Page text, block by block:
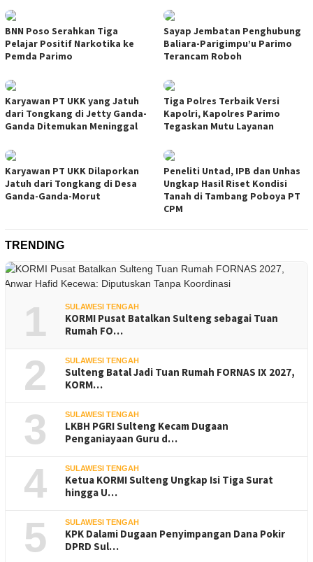
BNN Poso Serahkan Tiga
Pelajar Positif Narkotika ke
Pemda Parimo
Sayap Jembatan Penghubung
Baliara-Parigimpu’u Parimo
Terancam Roboh
Karyawan PT UKK yang Jatuh
dari Tongkang di Jetty Ganda-
Ganda Ditemukan Meninggal
Tiga Polres Terbaik Versi
Kapolri, Kapolres Parimo
Tegaskan Mutu Layanan
Karyawan PT UKK Dilaporkan
Jatuh dari Tongkang di Desa
Ganda-Ganda-Morut
Peneliti Untad, IPB dan Unhas
Ungkap Hasil Riset Kondisi
Tanah di Tambang Poboya PT
CPM
TRENDING
1 SULAWESI TENGAH
KORMI Pusat Batalkan Sulteng sebagai Tuan
Rumah FO…
2 SULAWESI TENGAH
Sulteng Batal Jadi Tuan Rumah FORNAS IX 2027,
KORM…
3 SULAWESI TENGAH
LKBH PGRI Sulteng Kecam Dugaan
Penganiayaan Guru d…
4 SULAWESI TENGAH
Ketua KORMI Sulteng Ungkap Isi Tiga Surat
hingga U…
5 SULAWESI TENGAH
KPK Dalami Dugaan Penyimpangan Dana Pokir
DPRD Sul…